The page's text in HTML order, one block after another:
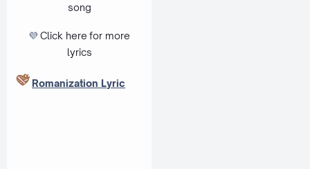
song
💜 Click here for more
lyrics
Romanization Lyric